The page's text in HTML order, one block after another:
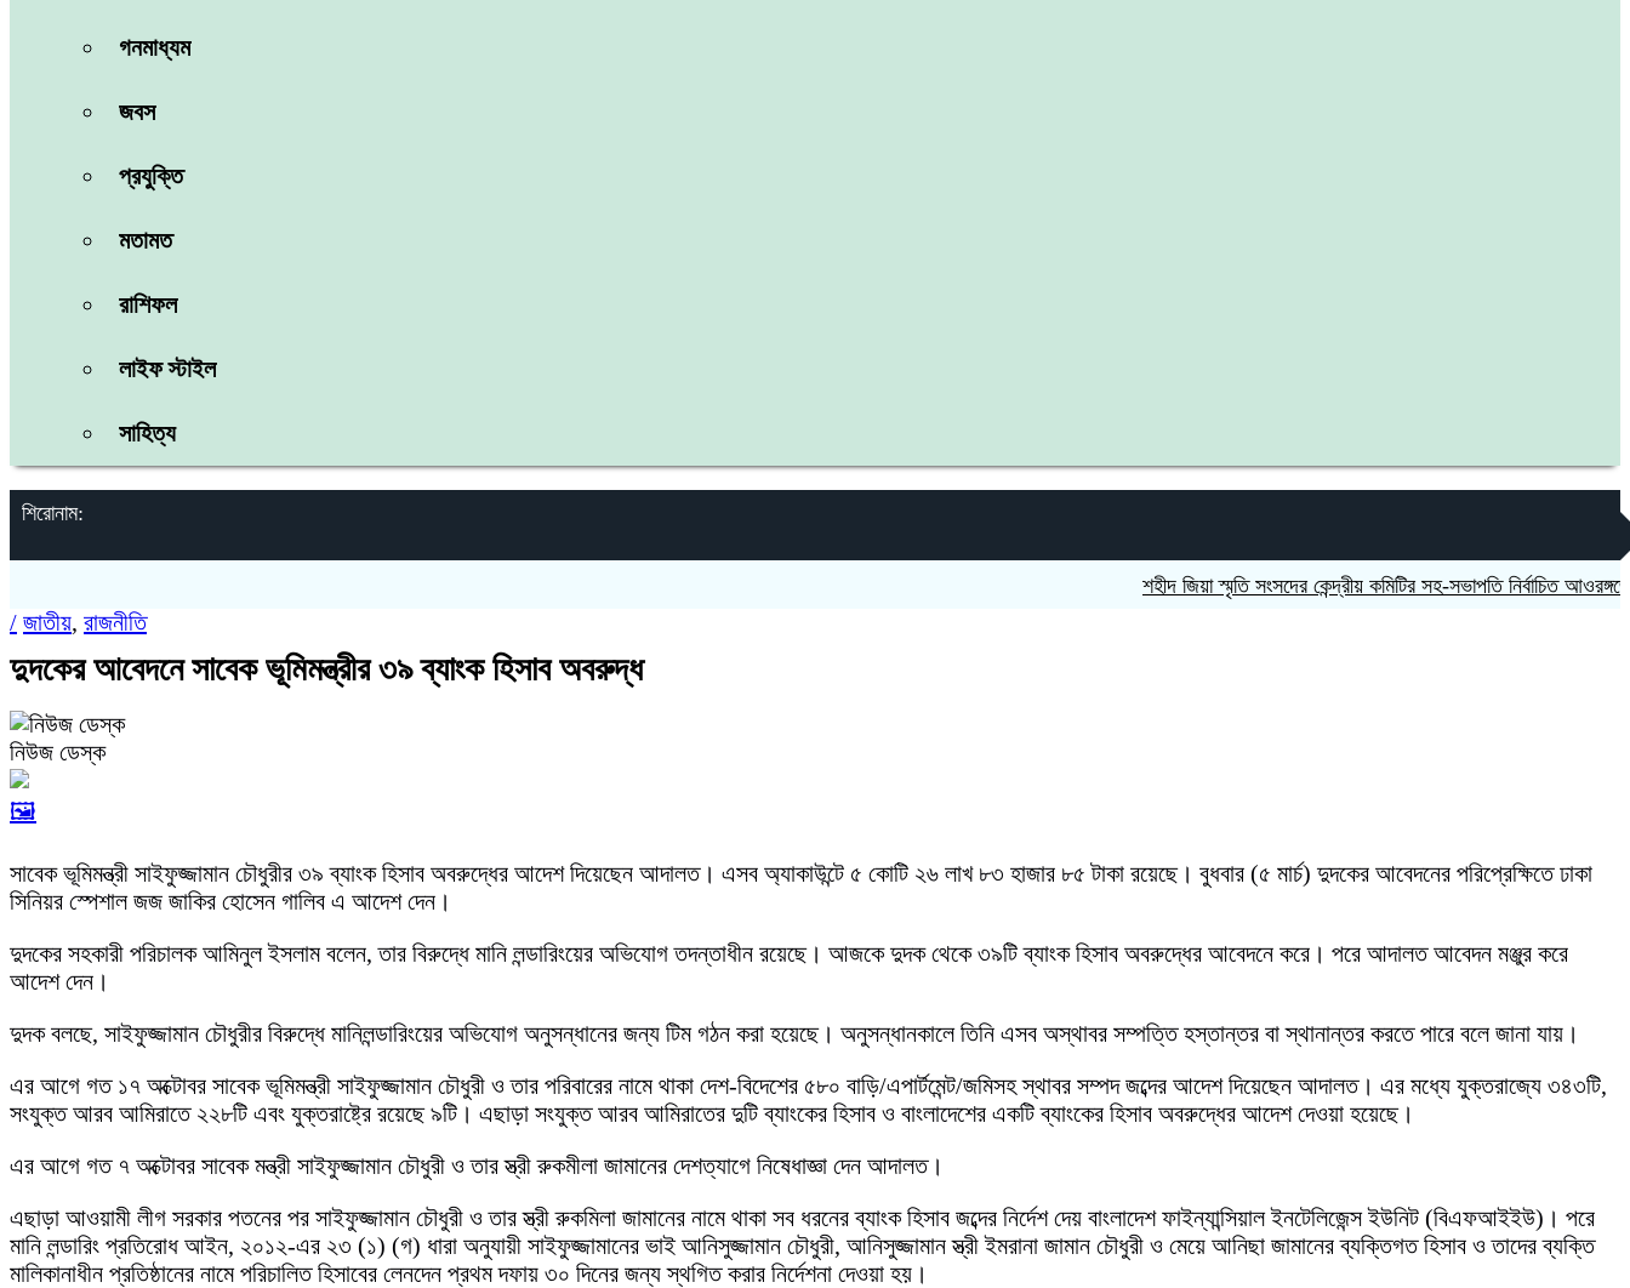
গনমাধ্যম
জবস
প্রযুক্তি
মতামত
রাশিফল
লাইফ স্টাইল
সাহিত্য
শিরোনাম:
শহীদ জিয়া স্মৃতি সংসদের কেন্দ্রীয় কমিটির সহ-সভাপতি নির্বাচিত আওরঙ্গজেব কামাল
/ জাতীয়, রাজনীতি
দুদকের আবেদনে সাবেক ভূমিমন্ত্রীর ৩৯ ব্যাংক হিসাব অবরুদ্ধ
নিউজ ডেস্ক
🖼️
সাবেক ভূমিমন্ত্রী সাইফুজ্জামান চৌধুরীর ৩৯ ব্যাংক হিসাব অবরুদ্ধের আদেশ দিয়েছেন আদালত। এসব অ্যাকাউন্টে ৫ কোটি ২৬ লাখ ৮৩ হাজার ৮৫ টাকা রয়েছে। বুধবার (৫ মার্চ) দুদকের আবেদনের পরিপ্রেক্ষিতে ঢাকা
সিনিয়র স্পেশাল জজ জাকির হোসেন গালিব এ আদেশ দেন।
দুদকের সহকারী পরিচালক আমিনুল ইসলাম বলেন, তার বিরুদ্ধে মানি লন্ডারিংয়ের অভিযোগ তদন্তাধীন রয়েছে। আজকে দুদক থেকে ৩৯টি ব্যাংক হিসাব অবরুদ্ধের আবেদনে করে। পরে আদালত আবেদন মঞ্জুর করে
আদেশ দেন।
দুদক বলছে, সাইফুজ্জামান চৌধুরীর বিরুদ্ধে মানিলন্ডারিংয়ের অভিযোগ অনুসন্ধানের জন্য টিম গঠন করা হয়েছে। অনুসন্ধানকালে তিনি এসব অস্থাবর সম্পত্তি হস্তান্তর বা স্থানান্তর করতে পারে বলে জানা যায়।
এর আগে গত ১৭ অক্টোবর সাবেক ভূমিমন্ত্রী সাইফুজ্জামান চৌধুরী ও তার পরিবারের নামে থাকা দেশ-বিদেশের ৫৮০ বাড়ি/এপার্টমেন্ট/জমিসহ স্থাবর সম্পদ জব্দের আদেশ দিয়েছেন আদালত। এর মধ্যে যুক্তরাজ্যে ৩৪৩টি,
সংযুক্ত আরব আমিরাতে ২২৮টি এবং যুক্তরাষ্ট্রে রয়েছে ৯টি। এছাড়া সংযুক্ত আরব আমিরাতের দুটি ব্যাংকের হিসাব ও বাংলাদেশের একটি ব্যাংকের হিসাব অবরুদ্ধের আদেশ দেওয়া হয়েছে।
এর আগে গত ৭ অক্টোবর সাবেক মন্ত্রী সাইফুজ্জামান চৌধুরী ও তার স্ত্রী রুকমীলা জামানের দেশত্যাগে নিষেধাজ্ঞা দেন আদালত।
এছাড়া আওয়ামী লীগ সরকার পতনের পর সাইফুজ্জামান চৌধুরী ও তার স্ত্রী রুকমিলা জামানের নামে থাকা সব ধরনের ব্যাংক হিসাব জব্দের নির্দেশ দেয় বাংলাদেশ ফাইন্যান্সিয়াল ইনটেলিজেন্স ইউনিট (বিএফআইইউ)। পরে
মানি লন্ডারিং প্রতিরোধ আইন, ২০১২-এর ২৩ (১) (গ) ধারা অনুযায়ী সাইফুজ্জামানের ভাই আনিসুজ্জামান চৌধুরী, আনিসুজ্জামান স্ত্রী ইমরানা জামান চৌধুরী ও মেয়ে আনিছা জামানের ব্যক্তিগত হিসাব ও তাদের ব্যক্তি
মালিকানাধীন প্রতিষ্ঠানের নামে পরিচালিত হিসাবের লেনদেন প্রথম দফায় ৩০ দিনের জন্য স্থগিত করার নির্দেশনা দেওয়া হয়।